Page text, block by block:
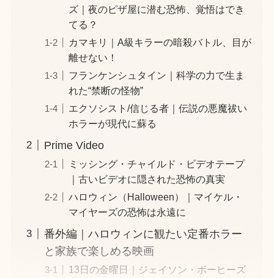
ズ｜夜のピザ屋に潜む恐怖、覚悟はでき
てる？
カマキリ｜A級キラーの暗殺バトル、目が
離せない！
フランケンシュタイン｜科学の力で生ま
れた“禁断の怪物”
エクソシスト/信じる者｜伝説の悪魔祓い
ホラーが現代に蘇る
Prime Video
ミッシング・チャイルド・ビデオテープ
｜古いビデオに隠された恐怖の真実
ハロウィン（Halloween）｜マイケル・
マイヤーズの恐怖は永遠に
番外編｜ハロウィンに観たい定番ホラー
と家族で楽しめる映画
13日の金曜日｜ジェイソン・ボーヒーズ